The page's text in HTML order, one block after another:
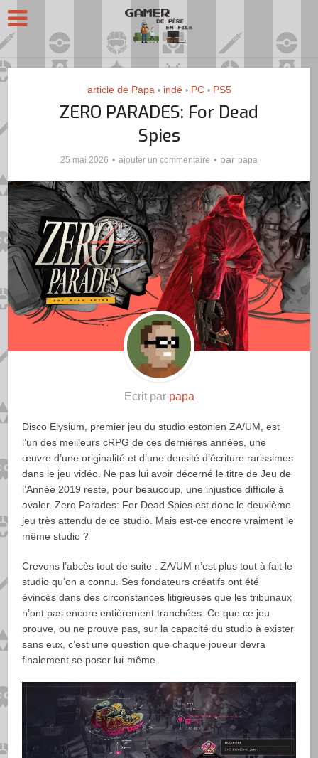
article de Papa • indé • PC • PS5
ZERO PARADES: For Dead
Spies
25 mai 2026 ajouter un commentaire par papa
Ecrit par papa
Disco Elysium, premier jeu du studio estonien ZA/UM, est
l’un des meilleurs cRPG de ces dernières années, une
œuvre d’une originalité et d’une densité d’écriture rarissimes
dans le jeu vidéo. Ne pas lui avoir décerné le titre de Jeu de
l’Année 2019 reste, pour beaucoup, une injustice difficile à
avaler. Zero Parades: For Dead Spies est donc le deuxième
jeu très attendu de ce studio. Mais est-ce encore vraiment le
même studio ?
Crevons l’abcès tout de suite : ZA/UM n’est plus tout à fait le
studio qu’on a connu. Ses fondateurs créatifs ont été
évincés dans des circonstances litigieuses que les tribunaux
n’ont pas encore entièrement tranchées. Ce que ce jeu
prouve, ou ne prouve pas, sur la capacité du studio à exister
sans eux, c’est une question que chaque joueur devra
finalement se poser lui-même.